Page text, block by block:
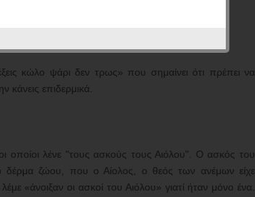
κώλο ψάρι δεν τρως» που σημαίνει ότι πρέπει να
κάνεις επιδερμικά.
οποίοι λένε "τους ασκούς τους Αιόλου". Ο ασκός του
ζώου, που ο Αίολος, ο θεός των ανέμων είχε
«άνοιξαν οι ασκοί του Αιόλου» γιατί ήταν μόνο ένα.